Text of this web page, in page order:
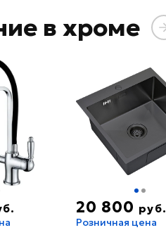
в хроме
20 800 руб.
Розничная цена